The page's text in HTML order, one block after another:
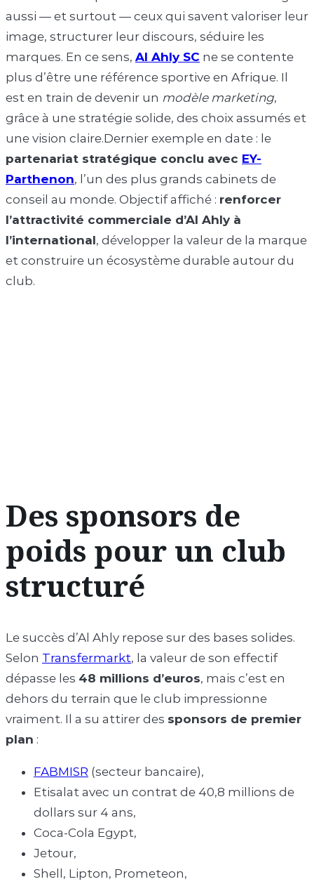
aussi — et surtout — ceux qui savent valoriser leur
image, structurer leur discours, séduire les
marques. En ce sens, Al Ahly SC ne se contente
plus d’être une référence sportive en Afrique. Il
est en train de devenir un modèle marketing,
grâce à une stratégie solide, des choix assumés et
une vision claire.Dernier exemple en date : le
partenariat stratégique conclu avec EY-
Parthenon, l’un des plus grands cabinets de
conseil au monde. Objectif affiché : renforcer
l’attractivité commerciale d’Al Ahly à
l’international, développer la valeur de la marque
et construire un écosystème durable autour du
club.
Des sponsors de
poids pour un club
structuré
Le succès d’Al Ahly repose sur des bases solides.
Selon Transfermarkt, la valeur de son effectif
dépasse les 48 millions d’euros, mais c’est en
dehors du terrain que le club impressionne
vraiment. Il a su attirer des sponsors de premier
plan :
FABMISR (secteur bancaire),
Etisalat avec un contrat de 40,8 millions de
dollars sur 4 ans,
Coca-Cola Egypt,
Jetour,
Shell, Lipton, Prometeon,